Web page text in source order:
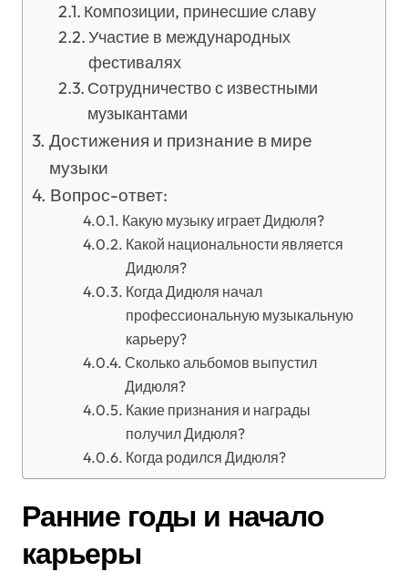
Композиции, принесшие славу
Участие в международных
фестивалях
Сотрудничество с известными
музыкантами
Достижения и признание в мире
музыки
Вопрос-ответ:
Какую музыку играет Дидюля?
Какой национальности является
Дидюля?
Когда Дидюля начал
профессиональную музыкальную
карьеру?
Сколько альбомов выпустил
Дидюля?
Какие признания и награды
получил Дидюля?
Когда родился Дидюля?
Ранние годы и начало
карьеры